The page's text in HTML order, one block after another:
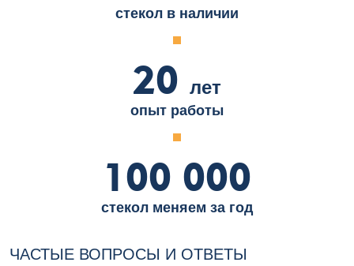
стекол в наличии
20 лет
опыт работы
100 000
стекол меняем за год
ЧАСТЫЕ ВОПРОСЫ И ОТВЕТЫ